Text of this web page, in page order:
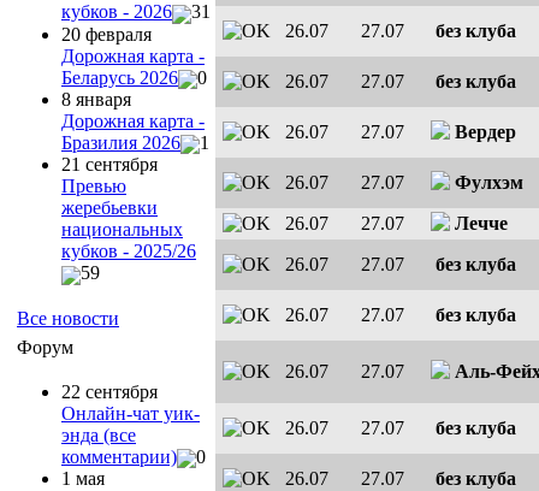
кубков - 2026
31
20 февраля
Дорожная карта -
Беларусь 2026
0
8 января
Дорожная карта -
Бразилия 2026
1
21 сентября
Превью
жеребьевки
национальных
кубков - 2025/26
59
Все новости
Форум
22 сентября
Онлайн-чат уик-
энда (все
комментарии)
0
1 мая
26.07 27.07 без клуба
26.07 27.07 без клуба
26.07 27.07 Вердер
26.07 27.07
Фулхэм
26.07
27.07
Лечче
26.07
27.07 без клуба
26.07 27.07 без клуба
26.07 27.07 Аль-
26.07 27.07 без клуба
26.07 27.07 без клуба